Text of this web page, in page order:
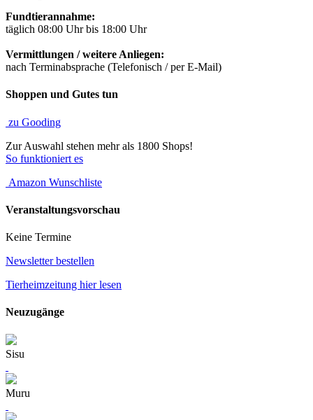
Fundtierannahme:
täglich 08:00 Uhr bis 18:00 Uhr
Vermittlungen / weitere Anliegen:
nach Terminabsprache (Telefonisch / per E-Mail)
Shoppen und Gutes tun
zu Gooding
Zur Auswahl stehen mehr als 1800 Shops!
So funktioniert es
Amazon Wunschliste
Veranstaltungsvorschau
Keine Termine
Newsletter bestellen
Tierheimzeitung hier lesen
Neuzugänge
Sisu
Muru